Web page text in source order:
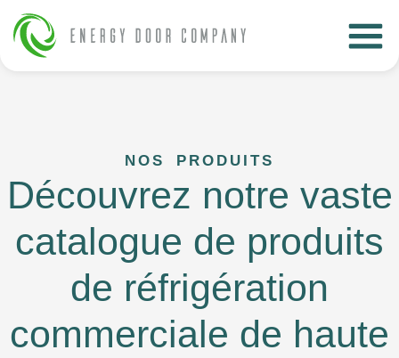
NOS PRODUITS
Découvrez notre vaste
catalogue de produits
de réfrigération
commerciale de haute